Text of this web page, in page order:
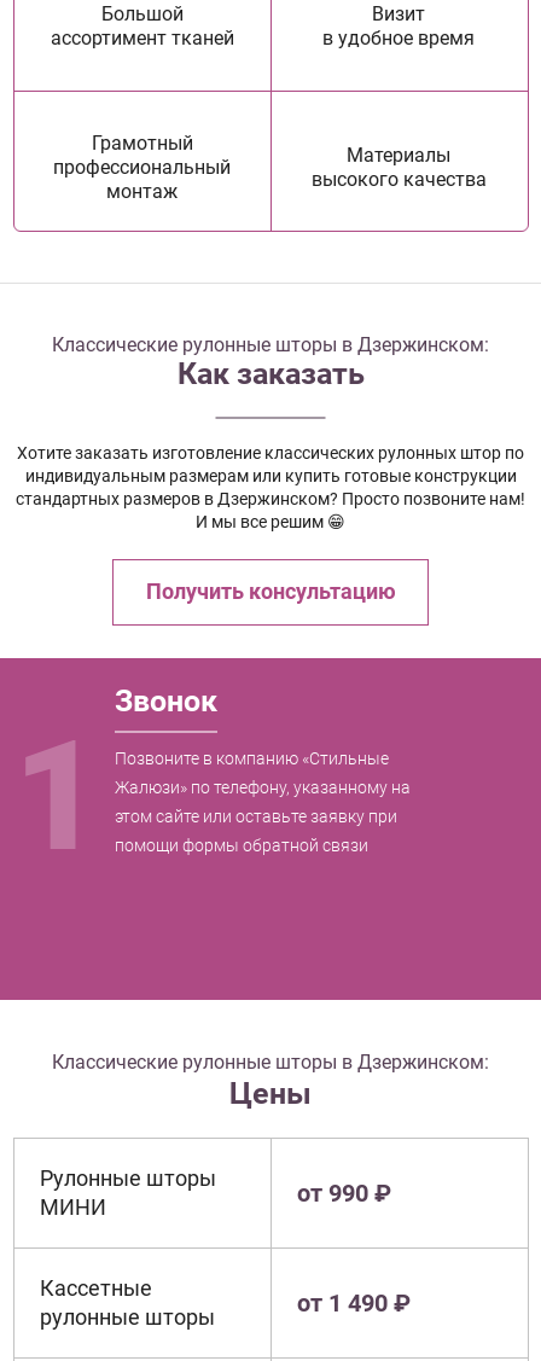
Большой
ассортимент тканей
Визит
в удобное время
Грамотный
профессиональный
монтаж
Материалы
высокого качества
Классические рулонные шторы в Дзержинском:
Как заказать
Хотите заказать изготовление классических рулонных штор по
индивидуальным размерам или купить готовые конструкции
стандартных размеров в Дзержинском? Просто позвоните нам!
И мы все решим 😁
Получить консультацию
1
Звонок
Позвоните в компанию «Стильные
Жалюзи» по телефону, указанному на
этом сайте или оставьте заявку при
помощи формы обратной связи
Классические рулонные шторы в Дзержинском:
Цены
Рулонные шторы
МИНИ
от 990 ₽
Кассетные
рулонные шторы
от 1 490 ₽